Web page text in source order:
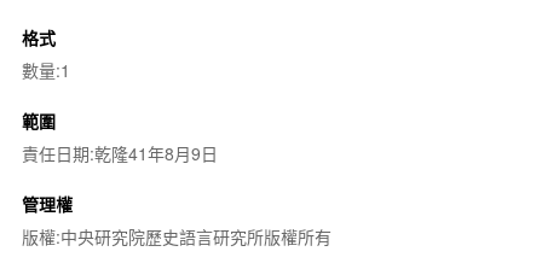
格式
數量:1
範圍
責任日期:乾隆41年8月9日
管理權
版權:中央研究院歷史語言研究所版權所有